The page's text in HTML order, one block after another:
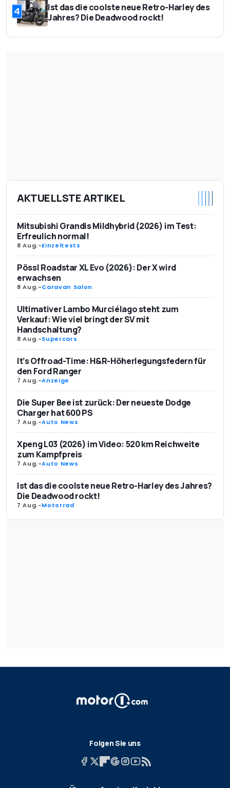
4
Ist das die coolste neue Retro-Harley des
Jahres? Die Deadwood rockt!
AKTUELLSTE ARTIKEL
Mitsubishi Grandis Mildhybrid (2026) im Test:
Erfreulich normal!
8 Aug.-Einzeltests
Pössl Roadstar XL Evo (2026): Der X wird
erwachsen
8 Aug.-Caravan Salon
Ultimativer Lambo Murciélago steht zum
Verkauf: Wie viel bringt der SV mit
Handschaltung?
8 Aug.-Supercars
It’s Offroad-Time: H&R-Höherlegungsfedern für
den Ford Ranger
7 Aug.-Anzeige
Die Super Bee ist zurück: Der neueste Dodge
Charger hat 600 PS
7 Aug.-Auto News
Xpeng L03 (2026) im Video: 520 km Reichweite
zum Kampfpreis
7 Aug.-Auto News
Ist das die coolste neue Retro-Harley des Jahres?
Die Deadwood rockt!
7 Aug.-Motorrad
Folgen Sie uns